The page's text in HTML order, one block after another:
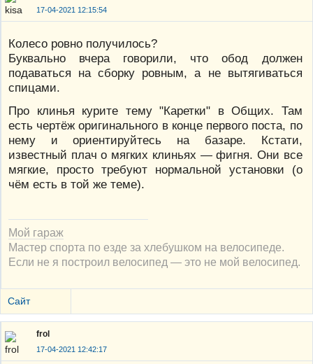
17-04-2021 12:15:54
Колесо ровно получилось?
Буквально вчера говорили, что обод должен
подаваться на сборку ровным, а не вытягиваться
спицами.
Про клинья курите тему "Каретки" в Общих. Там
есть чертёж оригинального в конце первого поста, по
нему и ориентируйтесь на базаре. Кстати,
известный плач о мягких клиньях — фигня. Они все
мягкие, просто требуют нормальной установки (о
чём есть в той же теме).
Мой гараж
Мастер спорта по езде за хлебушком на велосипеде.
Если не я построил велосипед — это не мой велосипед.
Сайт
frol
17-04-2021 12:42:17